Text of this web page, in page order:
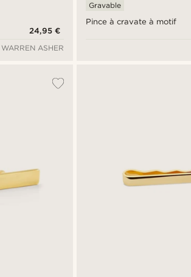
24,95 €
WARREN ASHER
Pince à cravate à motif
Gravable